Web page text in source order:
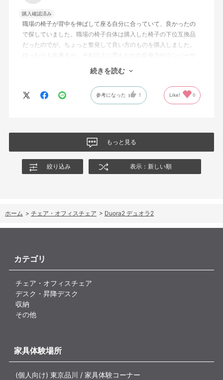
購入確認済み
職場の椅子が背中を伸ばして座る自分に合っていて、良かったの
で探していました。職場の椅子自体は購入した椅子の下位互換品
だったのでが、ちょっと奮発して良い方のものを購入しました。
ゆったりも出来るが、それ以上に背もたれの反発力やランバーサ
ポートを突き出したり出来るので、モニターに向かわす方にも力
が入っていて仕事をするにはすごく良い椅子でした。
続きを読む
参考になった 1 Like! 0
もっと見る
絞り込み 表示：新しい順
ホーム > チェア・オフィスチェア > Duora2 デュオラ2
カテゴリ
チェア・オフィスチェア
デスク・昇降デスク
収納
その他
家具体験場所
(個人向け) 東京品川 / 家具体験コーナー